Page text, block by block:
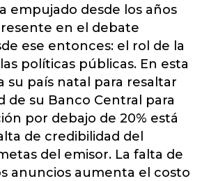
empujado desde los años
en el debate
ese entonces: el rol de la
políticas públicas. En esta
su país natal para resaltar
de su Banco Central para
por debajo de 20% está
de credibilidad del
del emisor. La falta de
anuncios aumenta el costo